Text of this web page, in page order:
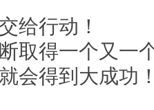
给行动！
取得一个又一
会得到大成功